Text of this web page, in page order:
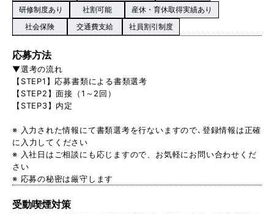
研修制度あり
社割可能
産休・育休取得実績あり
社会保険
交通費支給 社員割引制度
応募方法
▼選考の流れ
【STEP1】応募書類による書類選考
【STEP2】面接（1～2回）
【STEP3】内定
※ 入力された情報にて書類選考を行ないますので､登録情報は正確
に入力してください
※ 入社日はご相談にも応じますので、お気軽にお問い合わせくだ
さい
※ 応募の秘密は厳守します
受動喫煙対策